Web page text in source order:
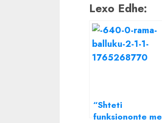
Lexo Edhe:
“Shteti
funksiononte me